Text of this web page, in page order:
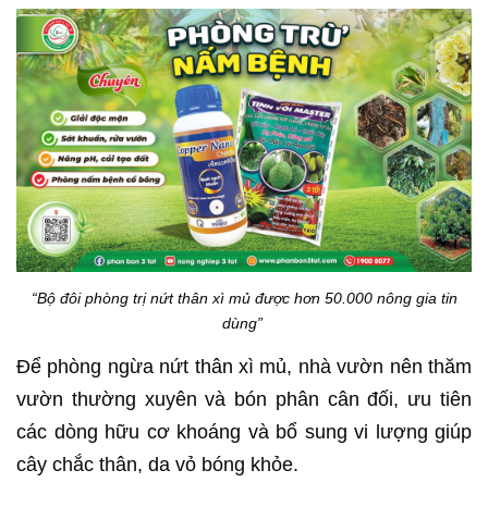
“Bộ đôi phòng trị nứt thân xì mủ được hơn 50.000 nông gia tin
dùng”
Để phòng ngừa nứt thân xì mủ, nhà vườn nên thăm
vườn thường xuyên và bón phân cân đối, ưu tiên
các dòng hữu cơ khoáng và bổ sung vi lượng giúp
cây chắc thân, da vỏ bóng khỏe.